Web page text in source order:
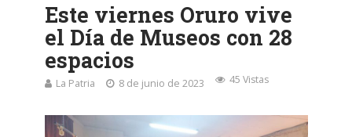
Este viernes Oruro vive
el Día de Museos con 28
espacios
La Patria 8 de junio de 2023 45 Vistas